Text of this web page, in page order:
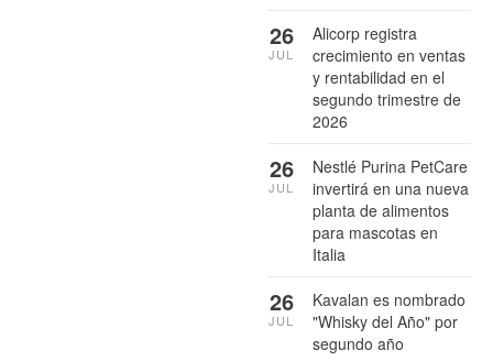
Alicorp registra
crecimiento en ventas
y rentabilidad en el
segundo trimestre de
2026
26
JUL
Nestlé Purina PetCare
invertirá en una nueva
planta de alimentos
para mascotas en
Italia
26
JUL
Kavalan es nombrado
"Whisky del Año" por
segundo año
26
JUL